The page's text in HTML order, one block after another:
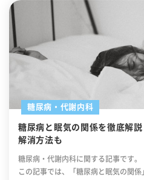
糖尿病・代謝内科
糖尿病と眠気の関係を徹底解
解消方法も
糖尿病・代謝内科に関する記事です。
この記事では、「糖尿病と眠気の関